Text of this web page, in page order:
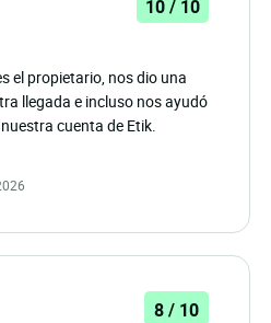
10 / 10
el propietario, nos dio una
llegada e incluso nos ayudó
cuenta de Etik.
8 / 10